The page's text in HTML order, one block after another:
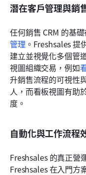
潛在客戶管理與銷
任何銷售 CRM 的基
管理 。Freshsales 提
建立並視覺化多個管
視圖組織交易，例如
升銷售流程的可視性
人，而看板視圖有助
度。
自動化與工作流程
Freshsales 的真正營
Freshsales 在入門方